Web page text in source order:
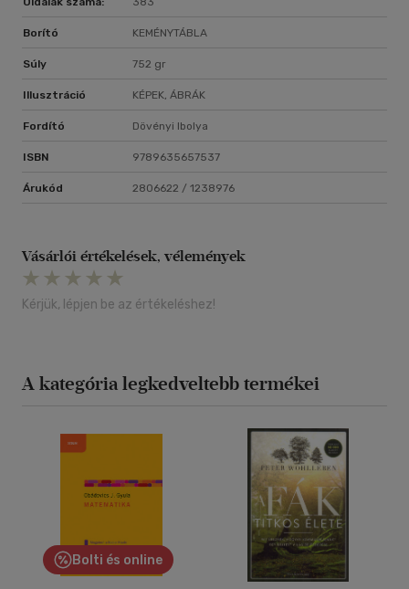
Borító KEMÉNYTÁBLA
Súly 752 gr
Illusztráció KÉPEK, ÁBRÁK
Fordító Dövényi Ibolya
ISBN 9789635657537
Árukód 2806622 / 1238976
Vásárlói értékelések, vélemények
Kérjük, lépjen be az értékeléshez!
A kategória legkedveltebb termékei
Bolti és online